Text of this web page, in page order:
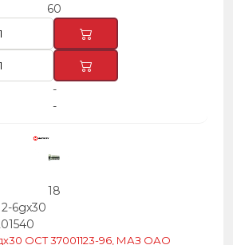
60
-
-
18
6gх30
ОСТ 37001123-96, МАЗ ОАО